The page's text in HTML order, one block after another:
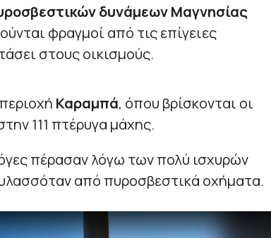
δυνάμεων Μαγνησίας
φραγμοί από τις επίγειες
στους οικισμούς.
Καραμπά, όπου βρίσκονται οι
111 πτέρυγα μάχης.
πέρασαν λόγω των πολύ ισχυρών
από πυροσβεστικά οχήματα.